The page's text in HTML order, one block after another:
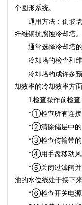
个圆形系统。
通用方法：倒玻璃
纤维钢抗腐蚀冷却塔。
通常选择冷却塔的
冷却塔的检查和
冷却塔构成许多预
却效率的冷却效率方面
1.检查操作前检查
*①检查所有连接的
*②清除储层中的污
*③检查传输带的
*④用手盘移动风扇
*⑤关闭过滤阀并调
池的水位线处于接下
*⑥检查开关电源是